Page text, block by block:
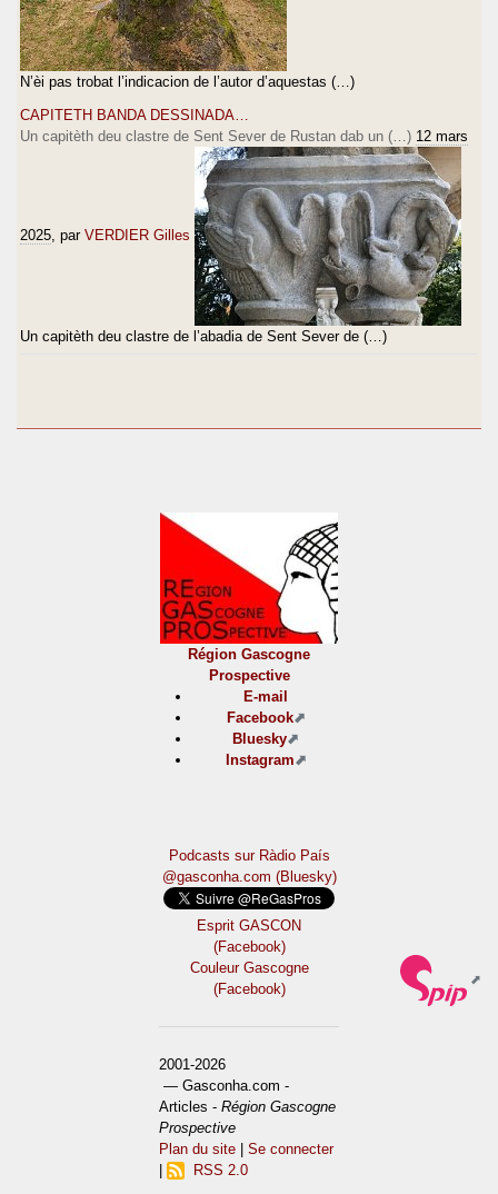
N’èi pas trobat l’indicacion de l’autor d’aquestas (…)
CAPITETH BANDA DESSINADA…
Un capitèth deu clastre de Sent Sever de Rustan dab un (…) 12 mars
2025 , par VERDIER Gilles
Un capitèth deu clastre de l’abadia de Sent Sever de (…)
Région Gascogne
Prospective
E-mail
Facebook
Bluesky
Instagram
Podcasts sur Ràdio País
@gasconha.com (Bluesky)
Esprit GASCON
(Facebook)
Couleur Gascogne
(Facebook)
2001-2026
— Gasconha.com -
Articles -Région Gascogne
Prospective
Plan du site |Se connecter
RSS 2.0